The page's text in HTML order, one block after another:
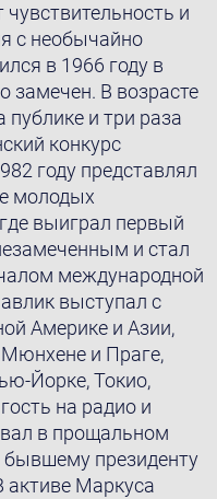
и
с необычайно
в 1966 году в
замечен. В возрасте
и три раза
конкурс
году представлял
молодых
выиграл первый
и стал
международной
выступал с
Америке и Азии,
Мюнхене и Праге,
Йорке, Токио,
на радио и
в прощальном
бывшему президенту
активе Маркуса